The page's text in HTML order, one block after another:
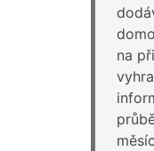
na